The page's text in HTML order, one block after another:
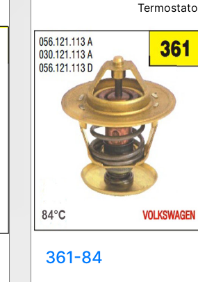
Termostato
361-84